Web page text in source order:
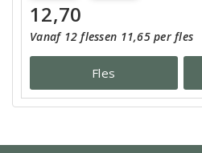
12,70
Vanaf 12 flessen 11,65 per fles
Fles